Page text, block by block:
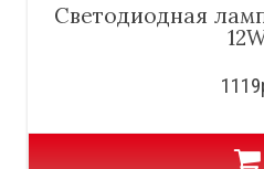
Светодиодная